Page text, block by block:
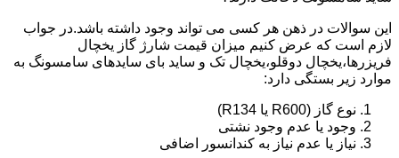
این سوالات در ذهن هر کسی می تواند وجود داشته باشد.در جواب
لازم است که عرض کنیم میزان قیمت شارژ گاز یخچال
فریزرها،یخچال دوقلو،یخچال تک و ساید بای سایدهای سامسونگ به
موارد زیر بستگی دارد:
نوع گاز (R600 یا R134)
وجود یا عدم وجود نشتی
نیاز یا عدم نیاز به کندانسور اضافی